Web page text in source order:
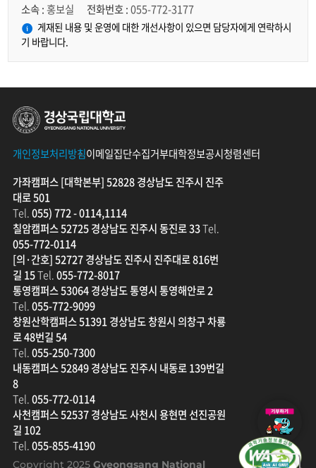
소속 :홍보실 전화번호 :055-772-3177
게재된 내용 및 운영에 대한 개선사항이 있으면 담당자에게 연락하시
기 바랍니다.
개인정보처리방침이메일집단수집거부대학정보공시청렴센터
가좌캠퍼스 [대학본부] 52828 경상남도 진주시 진주
대로 501
Tel.055) 772 - 0114,1114
칠암캠퍼스 52725 경상남도 진주시 동진로 33Tel.
055-772-0114
[의·간호] 52727 경상남도 진주시 진주대로 816번
길 15Tel.055-772-8017
통영캠퍼스 53064 경상남도 통영시 통영해안로 2
Tel.055-772-9099
창원산학캠퍼스 51391 경상남도 창원시 의창구 차룡
로 48번길 54
Tel.055-250-7300
내동캠퍼스 52849 경상남도 진주시 내동로 139번길
8
Tel.055-772-0114
사천캠퍼스 52537 경상남도 사천시 용현면 선진공원
길 102
Tel.055-855-4190
Copyright 2025 Gyeongsang National
기
금